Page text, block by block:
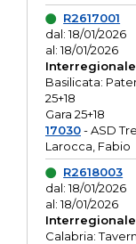
R2617001
dal: 18/01/2026
al: 18/01/2026
Interregionale
Basilicata:
25+18
Gara 25+18
17030- ASD
Larocca, Fabio
R2618003
dal: 18/01/2026
al: 18/01/2026
Interregionale
Calabria: